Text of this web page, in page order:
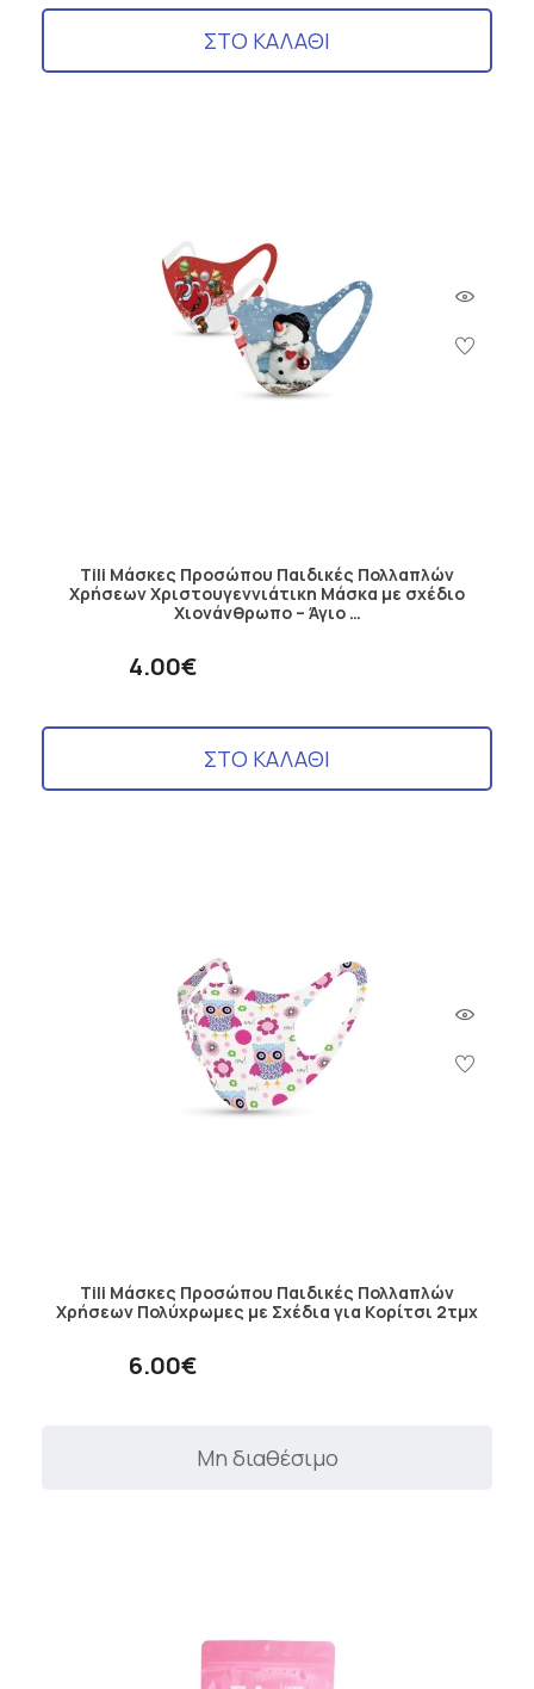
ΣΤΟ ΚΑΛΑΘΙ
Tili Μάσκες Προσώπου Παιδικές Πολλαπλών
Χρήσεων Χριστουγεννιάτικη Μάσκα με σχέδιο
Χιονάνθρωπο – Άγιο …
4.00€
ΣΤΟ ΚΑΛΑΘΙ
Tili Μάσκες Προσώπου Παιδικές Πολλαπλών
Χρήσεων Πολύχρωμες με Σχέδια για Kορίτσι 2τμχ
6.00€
Μη διαθέσιμο